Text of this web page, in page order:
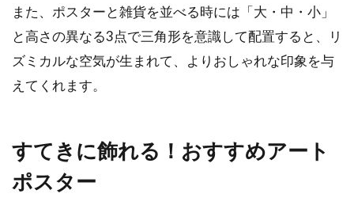
また、ポスターと雑貨を並べる時には「大・中・小」
と高さの異なる3点で三角形を意識して配置すると、リ
ズミカルな空気が生まれて、よりおしゃれな印象を与
えてくれます。
すてきに飾れる！おすすめアート
ポスター